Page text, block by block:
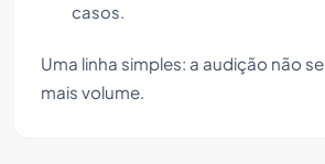
casos.
Uma linha simples: a audição não
mais volume.